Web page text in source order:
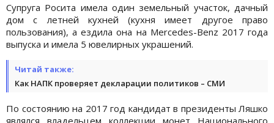
Супруга Росита имела один земельный участок, дачный
дом с летней кухней (кухня имеет другое право
пользования), а ездила она на Mercedes-Benz 2017 года
выпуска и имела 5 ювелирных украшений.
Читай также:
Как НАПК проверяет декларации политиков – СМИ
По состоянию на 2017 год кандидат в президенты Ляшко
являлся владельцем коллекции монет Национального